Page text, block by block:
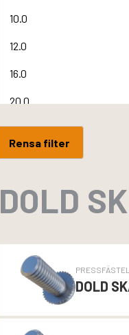
10.0
12.0
16.0
20.0
25.0
Rensa filter
DOLD
DOLD